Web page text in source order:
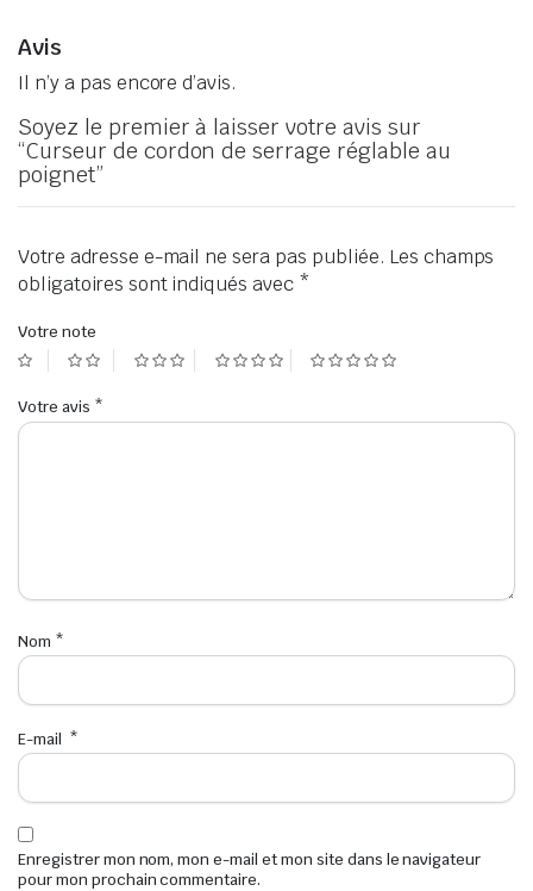
Avis
Il n’y a pas encore d’avis.
Soyez le premier à laisser votre avis sur
“Curseur de cordon de serrage réglable au
poignet”
Votre adresse e-mail ne sera pas publiée. Les champs
obligatoires sont indiqués avec *
Votre note
Votre avis *
Nom *
E-mail *
Enregistrer mon nom, mon e-mail et mon site dans le navigateur
pour mon prochain commentaire.